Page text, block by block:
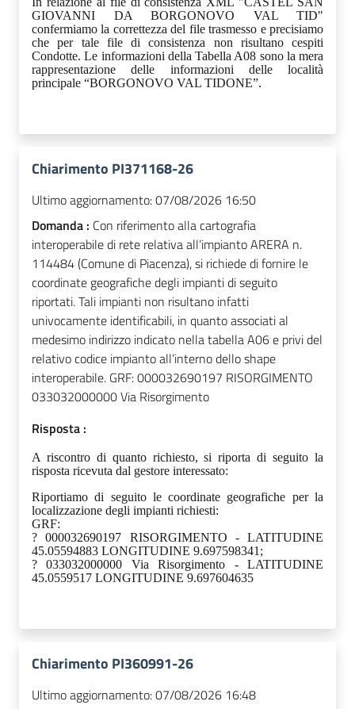
GIOVANNI DA BORGONOVO VAL TID"
confermiamo la correttezza del file trasmesso e precisiamo
che per tale file di consistenza non risultano cespiti
Condotte. Le informazioni della Tabella A08 sono la mera
rappresentazione delle informazioni delle località
principale “BORGONOVO VAL TIDONE”.
Chiarimento PI371168-26
Ultimo aggiornamento:07/08/2026 16:50
Domanda : Con riferimento alla cartografia
interoperabile di rete relativa all’impianto ARERA n.
114484 (Comune di Piacenza), si richiede di fornire le
coordinate geografiche degli impianti di seguito
riportati. Tali impianti non risultano infatti
univocamente identificabili, in quanto associati al
medesimo indirizzo indicato nella tabella A06 e privi del
relativo codice impianto all’interno dello shape
interoperabile. GRF: 000032690197 RISORGIMENTO
033032000000 Via Risorgimento
Risposta :
A riscontro di quanto richiesto, si riporta di seguito la
risposta ricevuta dal gestore interessato:
Riportiamo di seguito le coordinate geografiche per la
localizzazione degli impianti richiesti:
GRF:
? 000032690197 RISORGIMENTO - LATITUDINE
45.05594883 LONGITUDINE 9.697598341;
? 033032000000 Via Risorgimento - LATITUDINE
45.0559517 LONGITUDINE 9.697604635
Chiarimento PI360991-26
Ultimo aggiornamento:07/08/2026 16:48